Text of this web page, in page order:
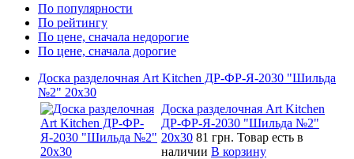
По популярности
По рейтингу
По цене, сначала недорогие
По цене, сначала дорогие
Доска разделочная Art Kitchen ДР-ФР-Я-2030 "Шильда
№2" 20х30
Доска разделочная Art Kitchen
ДР-ФР-Я-2030 "Шильда №2"
20х30 81 грн. Товар есть в
наличии В корзину